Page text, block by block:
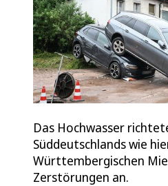
Das Hochwasser
Süddeutschlands wie
Württembergischen
Zerstörungen an.